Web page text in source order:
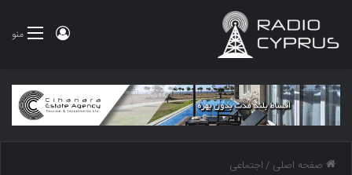
منو ورود
صفحه اصلی /اجتماعی